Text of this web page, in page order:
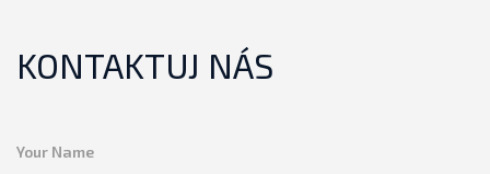
KONTAKTUJ NÁS